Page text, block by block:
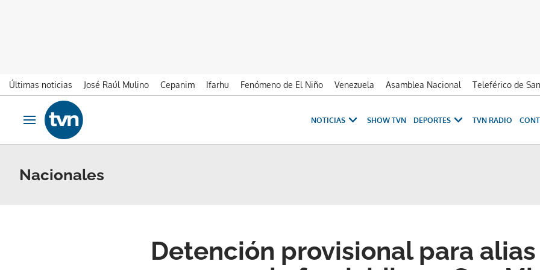
Últimas noticias José Raúl Mulino Cepanim Ifarhu Fenómeno de El Niño Venezuela Asamblea Nacional Teleférico de
Ir al contenido
Obrir navegació
NOTICIAS SHOW TVN DEPORTES TVN RADIO
Nacionales
Detención provisional para